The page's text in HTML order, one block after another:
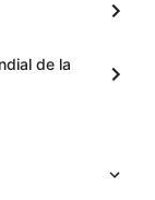
de la